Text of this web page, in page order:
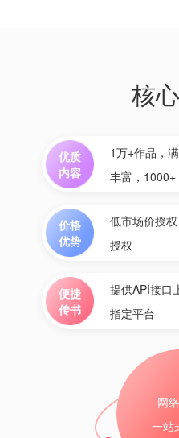
核
优质
内容
1万+作品，
丰富，1000+
价格
优势
低市场价授
授权
便捷
传书
提供API接口
指定平台
网
一站